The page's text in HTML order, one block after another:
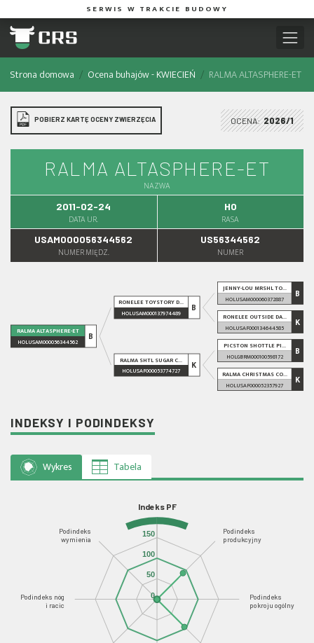
SERWIS W TRAKCIE BUDOWY
Strona domowa Ocena buhajów - KWIECIEŃ RALMA ALTASPHERE-ET
POBIERZ KARTĘ OCENY ZWIERZĘCIA OCENA: 2026/1
RALMA ALTASPHERE-ET
NAZWA
2011-02-24
DATA UR.
HO
RASA
USAM000056344562
NUMER MIĘDZ.
US56344562
NUMER
RALMA ALTASPHERE-ET
HOLUSAM000056344562
B
RONELEE TOYSTORY D...
HOLUSAM000137974489 B
RALMA SHTL SUGAR C...
HOLUSAF000053774727 K
JENNY-LOU MRSHL TO...
HOLUSAM000060372887
B
RONELEE OUTSIDE DA...
HOLUSAF000134644585
K
PICSTON SHOTTLE PI...
HOLGBRM000100598172
B
RALMA CHRISTMAS CO...
HOLUSAF000052357927 K
INDEKSY I PODINDEKSY
Wykres Tabela
Indeks PF
Podindeks
produkcyjny
Podindeks
pokroju ogólny
Podindeks nóg
i racic
Podindeks
wymienia
0
50
100
150